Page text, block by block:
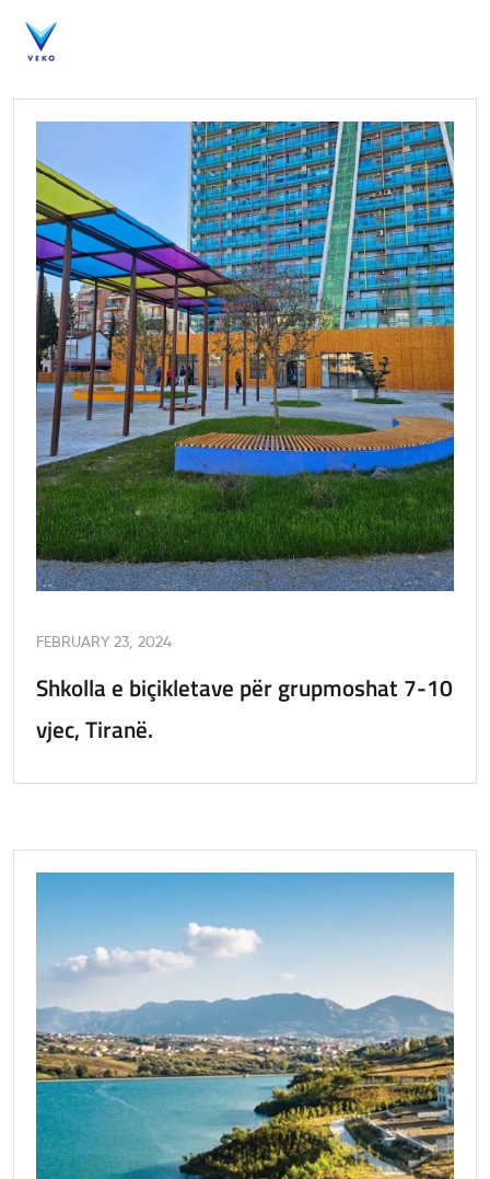
FEBRUARY 23, 2024
Shkolla e biçikletave për grupmoshat 7-10
vjec, Tiranë.